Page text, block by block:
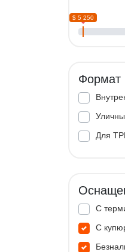
$ 5 250
Формат
Для
С
С